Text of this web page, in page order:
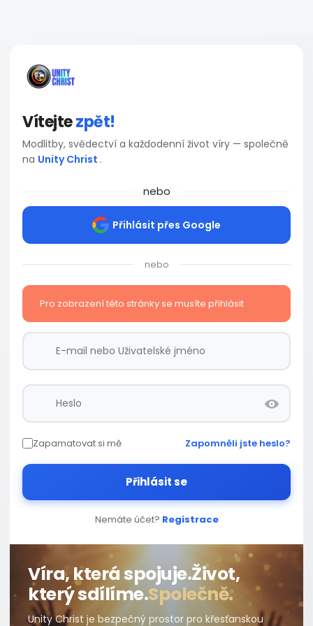
Vítejtezpět!
Modlitby, svědectví a každodenní život víry — společně
na Unity Christ .
nebo
Přihlásit přes Google
nebo
Pro zobrazení této stránky se musíte přihlásit
Zapamatovat si mě Zapomněli jste heslo?
Přihlásit se
Nemáte účet? Registrace
Víra, která spojuje.Život,
který sdílíme.Společně.
Unity Christ je bezpečný prostor pro křesťanskou